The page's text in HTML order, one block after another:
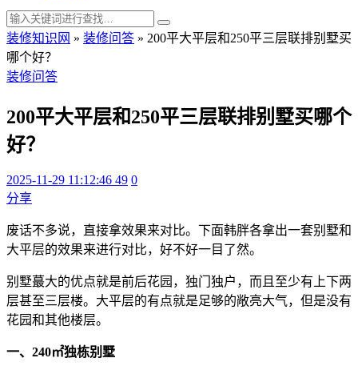
装修知识网 » 装修问答 » 200平大平层和250平三层联排别墅买
哪个好？
装修问答
200平大平层和250平三层联排别墅买哪个
好？
2025-11-29 11:12:46 49 0
分享
废话不多说，直接拿效果来对比。下面韩胖各拿出一套别墅和
大平层的效果来进行对比，好不好一目了然。
别墅蕞大的优点就是前后花园，独门独户，而且至少有上下两
层甚至三层楼。大平层的有点就是足够的敞亮大气，但是没有
花园和其他楼层。
一、240㎡独栋别墅